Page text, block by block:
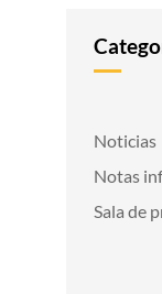
Noticias
Notas
Sala de